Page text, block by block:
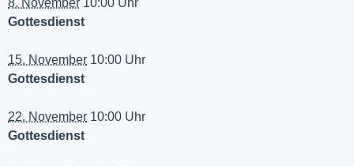
8. November 10:00 Uhr
Gottesdienst
15. November 10:00 Uhr
Gottesdienst
22. November 10:00 Uhr
Gottesdienst